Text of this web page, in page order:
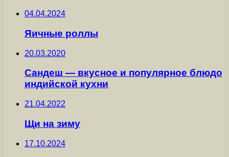
04.04.2024
Яичные роллы
20.03.2020
Сандеш — вкусное и популярное блюдо
индийской кухни
21.04.2022
Щи на зиму
17.10.2024